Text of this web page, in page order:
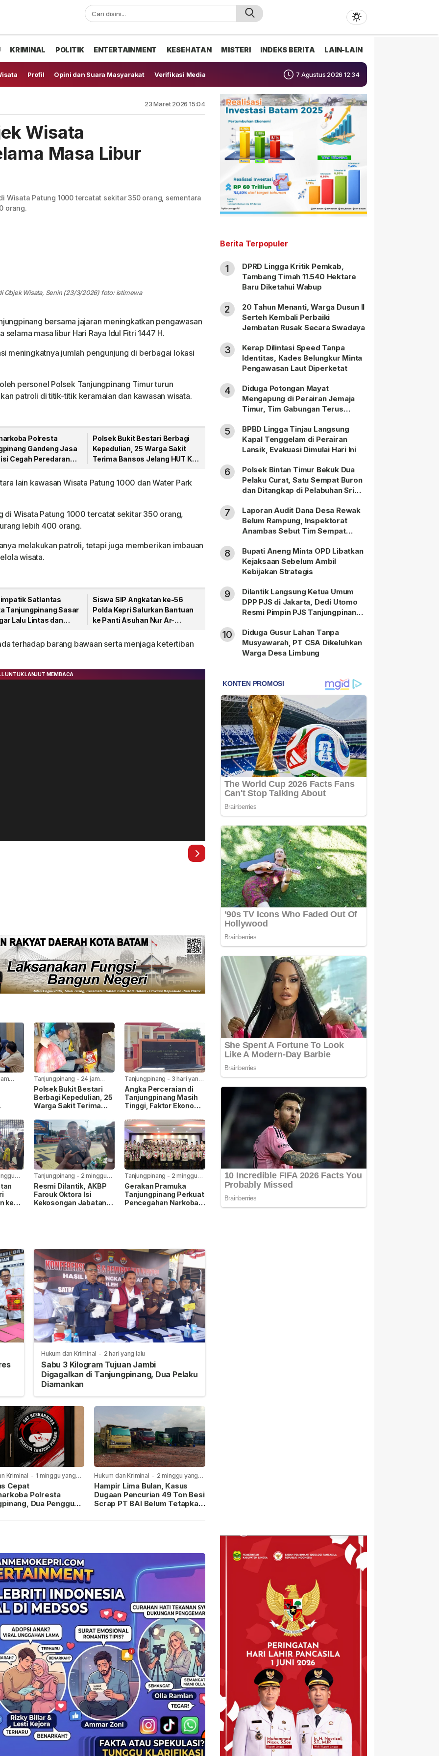
KRIMINAL POLITIK ENTERTAINMENT KESEHATAN MISTERI INDEKS BERITA LAIN-LAIN
Profil Opini dan Suara Masyarakat Verifikasi Media 7 Agustus 2026 12:34
23 Maret 2026 15:04
Wisata
Masa Libur
Wisata Patung 1000 tercatat sekitar 350 orang, sementara
orang.
Objek Wisata, Senin (23/3/2026) foto: istimewa
bersama jajaran meningkatkan pengawasan
masa libur Hari Raya Idul Fitri 1447 H.
meningkatnya jumlah pengunjung di berbagai lokasi
personel Polsek Tanjungpinang Timur turun
patroli di titik-titik keramaian dan kawasan wisata.
Polresta
Gandeng Jasa
Cegah Peredaran
Polsek Bukit Bestari Berbagi
Kepedulian, 25 Warga Sakit
Terima Bansos Jelang HUT Ke-
lain kawasan Wisata Patung 1000 dan Water Park
di Wisata Patung 1000 tercatat sekitar 350 orang,
lebih 400 orang.
melakukan patroli, tetapi juga memberikan imbauan
wisata.
Satlantas
Tanjungpinang Sasar
Lalu Lintas dan
Siswa SIP Angkatan ke-56
Polda Kepri Salurkan Bantuan
ke Panti Asuhan Nur Ar-
terhadap barang bawaan serta menjaga ketertiban
Tanjungpinang - 24 jam
yang lalu
Polsek Bukit Bestari
Berbagi Kepedulian, 25
Warga Sakit Terima
81 RI
Tanjungpinang - 3 hari yang
lalu
Angka Perceraian di
Tanjungpinang Masih
Tinggi, Faktor Ekonomi
ke
Tanjungpinang - 2 minggu
yang lalu
Resmi Dilantik, AKBP
Farouk Oktora Isi
Kekosongan Jabatan
Tanjungpinang - 2 minggu
yang lalu
Gerakan Pramuka
Tanjungpinang Perkuat
Pencegahan Narkoba
Hukum dan Kriminal - 2 hari yang lalu
Sabu 3 Kilogram Tujuan Jambi
Digagalkan di Tanjungpinang, Dua Pelaku
Diamankan
Kriminal - 1 minggu yang
Cepat
Polresta
Dua Pengguna
Hukum dan Kriminal - 2 minggu yang
lalu
Hampir Lima Bulan, Kasus
Dugaan Pencurian 49 Ton Besi
Scrap PT BAI Belum Tetapkan
Berita Terpopuler
1
DPRD Lingga Kritik Pemkab,
Tambang Timah 11.540 Hektare
Baru Diketahui Wabup
2
20 Tahun Menanti, Warga Dusun II
Serteh Kembali Perbaiki
Jembatan Rusak Secara Swadaya
3
Kerap Dilintasi Speed Tanpa
Identitas, Kades Belungkur Minta
Pengawasan Laut Diperketat
4
Diduga Potongan Mayat
Mengapung di Perairan Jemaja
Timur, Tim Gabungan Terus
5
BPBD Lingga Tinjau Langsung
Kapal Tenggelam di Perairan
Lansik, Evakuasi Dimulai Hari Ini
6
Polsek Bintan Timur Bekuk Dua
Pelaku Curat, Satu Sempat Buron
dan Ditangkap di Pelabuhan Sri
7
Laporan Audit Dana Desa Rewak
Belum Rampung, Inspektorat
Anambas Sebut Tim Sempat
8
Bupati Aneng Minta OPD Libatkan
Kejaksaan Sebelum Ambil
Kebijakan Strategis
9
Dilantik Langsung Ketua Umum
DPP PJS di Jakarta, Dedi Utomo
Resmi Pimpin PJS Tanjungpinang-
10
Diduga Gusur Lahan Tanpa
Musyawarah, PT CSA Dikeluhkan
Warga Desa Limbung